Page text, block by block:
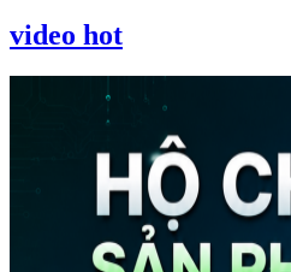
video hot